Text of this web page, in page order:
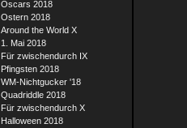
Oscars 2018
Ostern 2018
Around the World X
1. Mai 2018
Für zwischendurch IX
Pfingsten 2018
WM-Nichtgucker '18
Quadriddle 2018
Für zwischendurch X
Halloween 2018